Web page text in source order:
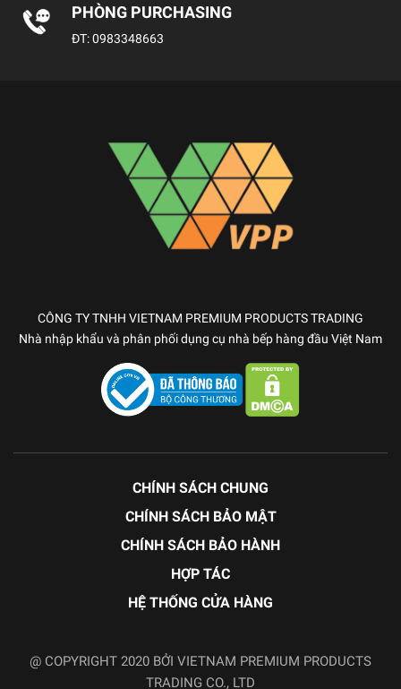
PHÒNG PURCHASING
ĐT:0983348663
CÔNG TY TNHH VIETNAM PREMIUM PRODUCTS TRADING
Nhà nhập khẩu và phân phối dụng cụ nhà bếp hàng đầu Việt Nam
CHÍNH SÁCH CHUNG
CHÍNH SÁCH BẢO MẬT
CHÍNH SÁCH BẢO HÀNH
HỢP TÁC
HỆ THỐNG CỬA HÀNG
@ COPYRIGHT 2020 BỞI VIETNAM PREMIUM PRODUCTS
TRADING CO., LTD